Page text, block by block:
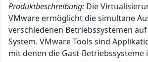
Produktbeschreibung: Die
VMware ermöglicht die simultane
verschiedenen Betriebssystemen
System. VMware Tools sind
mit denen die Gast-